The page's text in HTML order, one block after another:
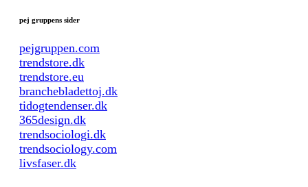
pej gruppens sider
pejgruppen.com
trendstore.dk
trendstore.eu
branchebladettoj.dk
tidogtendenser.dk
365design.dk
trendsociologi.dk
trendsociology.com
livsfaser.dk